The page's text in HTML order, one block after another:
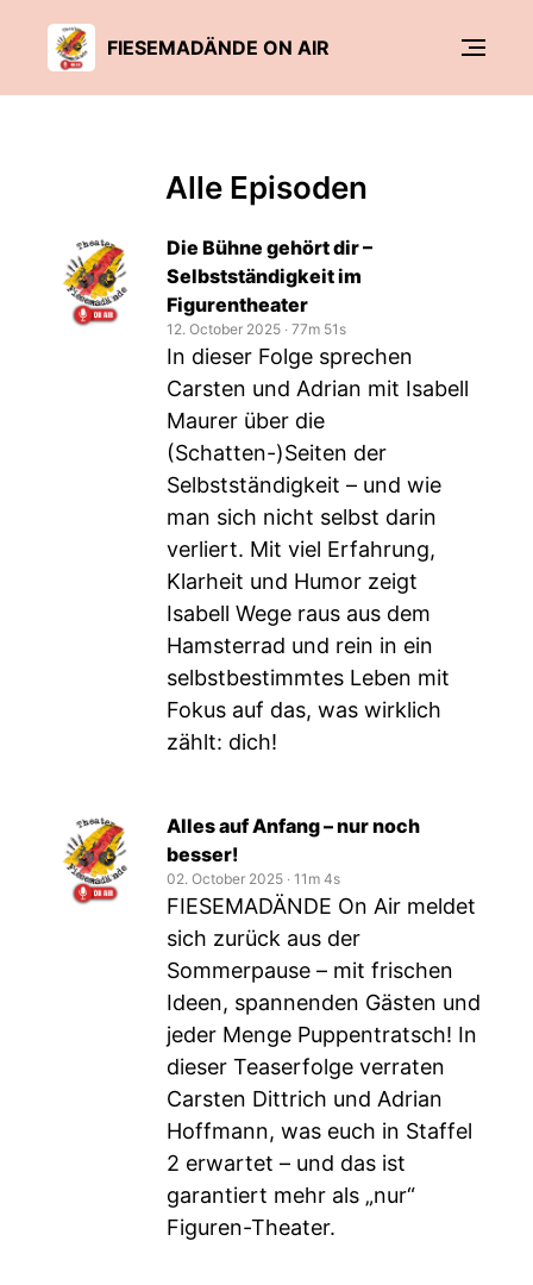
FIESEMADÄNDE ON AIR
Alle Episoden
Die Bühne gehört dir –
Selbstständigkeit im
Figurentheater
12. October 2025 ‧ 77m 51s
In dieser Folge sprechen
Carsten und Adrian mit Isabell
Maurer über die
(Schatten-)Seiten der
Selbstständigkeit – und wie
man sich nicht selbst darin
verliert. Mit viel Erfahrung,
Klarheit und Humor zeigt
Isabell Wege raus aus dem
Hamsterrad und rein in ein
selbstbestimmtes Leben mit
Fokus auf das, was wirklich
zählt: dich!
Alles auf Anfang – nur noch
besser!
02. October 2025 ‧ 11m 4s
FIESEMADÄNDE On Air meldet
sich zurück aus der
Sommerpause – mit frischen
Ideen, spannenden Gästen und
jeder Menge Puppentratsch! In
dieser Teaserfolge verraten
Carsten Dittrich und Adrian
Hoffmann, was euch in Staffel
2 erwartet – und das ist
garantiert mehr als „nur“
Figuren-Theater.